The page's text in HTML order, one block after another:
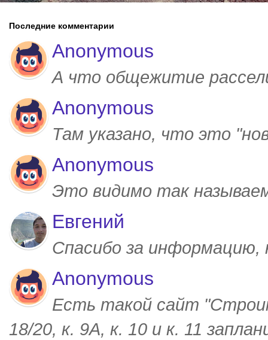
Последние комментарии
Anonymous
А что общежитие
Anonymous
Там указано, что это
Anonymous
Это видимо так
Евгений
Спасибо за
Anonymous
Есть такой сайт
18/20, к. 9А, к. 10 и к. 11